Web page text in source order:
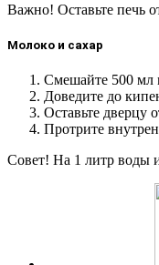
Важно! Оставьте печь
Молоко и сахар
Смешайте 500 мл
Доведите до
Оставьте дверцу
Протрите
Совет! На 1 литр воды